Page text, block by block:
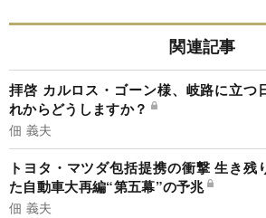
関連記事
拝啓 カルロス・ゴーン様、岐路に立つ
れからどうしますか？
佃 義夫
トヨタ・マツダ包括提携の衝撃 生き残
た自動車大再編“第五幕”の予兆
佃 義夫